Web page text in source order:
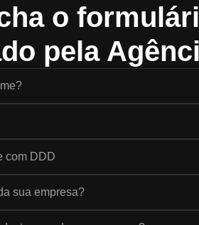
o
pela